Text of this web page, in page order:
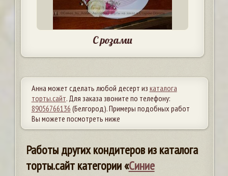
С розами
Анна может сделать любой десерт из каталога
торты.сайт. Для заказа звоните по телефону:
89056766136 (Белгород). Примеры подобных работ
Вы можете посмотреть ниже
Работы других кондитеров из каталога
торты.сайт категории «Синие